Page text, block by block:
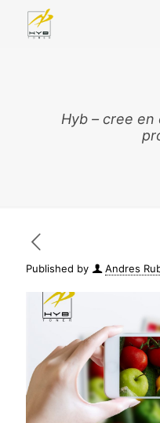
Hyb – cree
Published by Andres